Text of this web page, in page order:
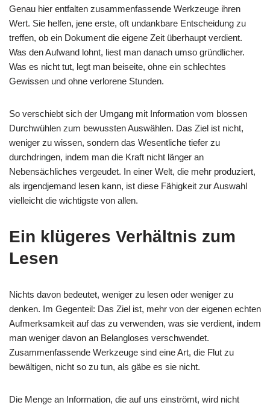
Genau hier entfalten zusammenfassende Werkzeuge ihren
Wert. Sie helfen, jene erste, oft undankbare Entscheidung zu
treffen, ob ein Dokument die eigene Zeit überhaupt verdient.
Was den Aufwand lohnt, liest man danach umso gründlicher.
Was es nicht tut, legt man beiseite, ohne ein schlechtes
Gewissen und ohne verlorene Stunden.
So verschiebt sich der Umgang mit Information vom blossen
Durchwühlen zum bewussten Auswählen. Das Ziel ist nicht,
weniger zu wissen, sondern das Wesentliche tiefer zu
durchdringen, indem man die Kraft nicht länger an
Nebensächliches vergeudet. In einer Welt, die mehr produziert,
als irgendjemand lesen kann, ist diese Fähigkeit zur Auswahl
vielleicht die wichtigste von allen.
Ein klügeres Verhältnis zum
Lesen
Nichts davon bedeutet, weniger zu lesen oder weniger zu
denken. Im Gegenteil: Das Ziel ist, mehr von der eigenen echten
Aufmerksamkeit auf das zu verwenden, was sie verdient, indem
man weniger davon an Belangloses verschwendet.
Zusammenfassende Werkzeuge sind eine Art, die Flut zu
bewältigen, nicht so zu tun, als gäbe es sie nicht.
Die Menge an Information, die auf uns einströmt, wird nicht